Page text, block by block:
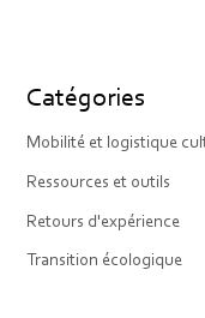
Catégories
Mobilité et logistique
Ressources et outils
Retours d'expérience
Transition écologique